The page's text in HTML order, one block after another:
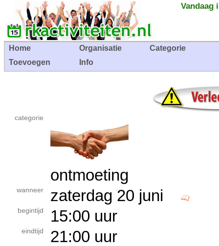
Vandaag
Home Organisatie
Categorie
Toevoegen
Info
categorie
ontmoeting
wanneer zaterdag 20 juni
begintijd 15:00 uur
eindtijd 21:00 uur